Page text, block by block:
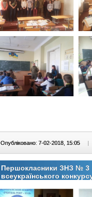
Опубліковано: 7-02-2018, 15:05 |
Першокласники ЗНЗ № 3
всеукраїнського